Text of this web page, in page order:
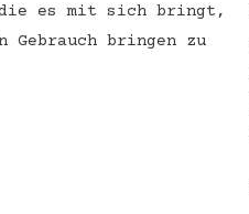
die es mit sich bringt,
Gebrauch bringen zu